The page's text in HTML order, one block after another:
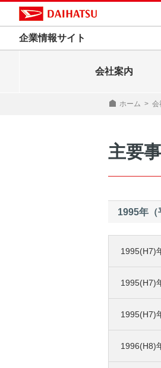
企業情報サイト
会社案内
ホーム > 会
主要
1995年（
1995(H7)
1995(H7)
1995(H7)
1996(H8)